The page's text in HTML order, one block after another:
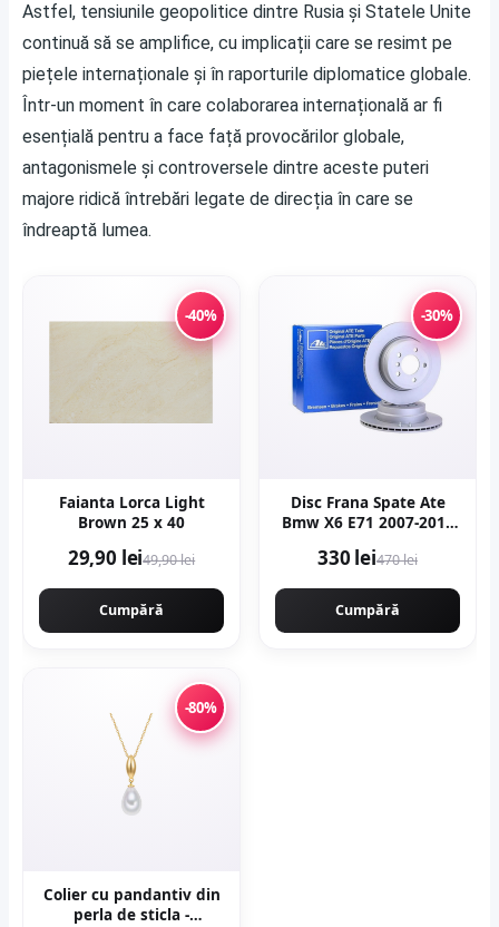
Astfel, tensiunile geopolitice dintre Rusia și Statele Unite
continuă să se amplifice, cu implicații care se resimt pe
piețele internaționale și în raporturile diplomatice globale.
Într-un moment în care colaborarea internațională ar fi
esențială pentru a face față provocărilor globale,
antagonismele și controversele dintre aceste puteri
majore ridică întrebări legate de direcția în care se
îndreaptă lumea.
-40%
Faianta Lorca Light
Brown 25 x 40
29,90 lei49,90 lei
Cumpără
-30%
Disc Frana Spate Ate
Bmw X6 E71 2007-2014
330 lei470 lei
Cumpără
-80%
Colier cu pandantiv din
perla de sticla -